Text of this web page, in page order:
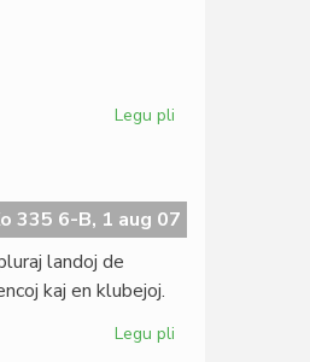
Legu pli
335 6-B, 1 aug 07
landoj de
kaj en klubejoj.
Legu pli